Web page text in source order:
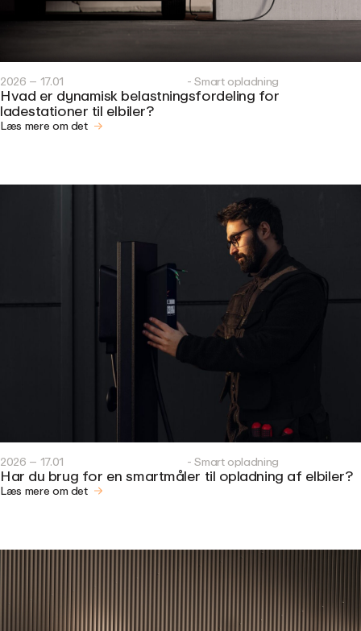
2026 – 17.01 - Smart opladning
Hvad er dynamisk belastningsfordeling for
ladestationer til elbiler?
Læs mere om det
2026 – 17.01 - Smart opladning
Har du brug for en smartmåler til opladning af elbiler?
Læs mere om det